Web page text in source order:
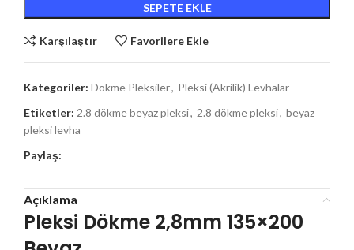
SEPETE EKLE
Karşılaştır Favorilere Ekle
Kategoriler: Dökme Pleksiler, Pleksi (Akrilik) Levhalar
Etiketler: 2.8 dökme beyaz pleksi, 2.8 dökme pleksi, beyaz
pleksi levha
Paylaş:
Açıklama
Pleksi Dökme 2,8mm 135×200